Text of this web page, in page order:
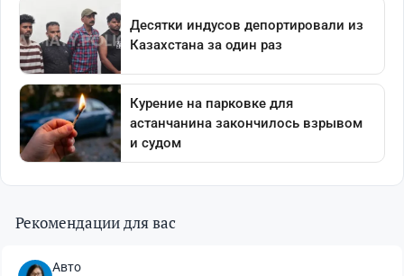
Рекомендации для вас
Авто